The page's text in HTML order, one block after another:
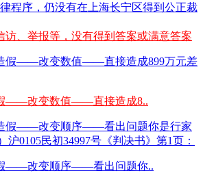
程序，仍没有在上海长宁区得到公正裁
访、举报等，没有得到答案或满意答案
——改变数值——直接造成8..
——改变顺序——看出问题你..